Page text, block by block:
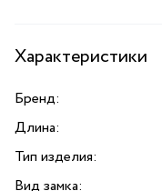
Характеристики
Бренд:
Длина:
Тип изделия:
Вид замка: